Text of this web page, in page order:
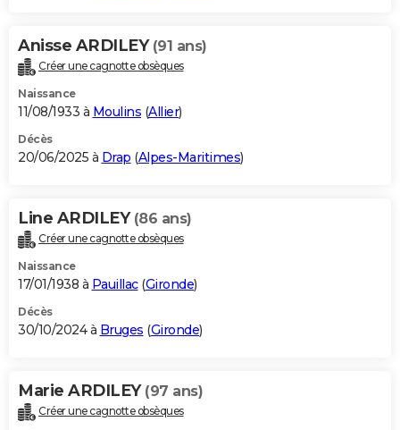
Carte de Noël
Carte Bonne année
Carte Saint-Valentin
Carte Pâques
Carte d'anniversaire
DICTIONNAIRE
Dictionnaire
Biographies
Citations
Expressions
Proverbes
PROGRAMME TV
S'inscrire
Se connecter
Lycées
Collèges
Primaires
Universités
Entreprises
Service militaire
Avis de recherche
AVIS DE DÉCÈS
Bricolage
Lifestyle
Culture
Sport
Auto
Television
Voyage
Cinema
Anisse ARDILEY (91 ans)
Créer une cagnotte obsèques
Naissance
11/08/1933 à Moulins (Allier)
Décès
20/06/2025 à Drap (Alpes-Maritimes)
Line ARDILEY (86 ans)
Créer une cagnotte obsèques
Naissance
17/01/1938 à Pauillac(Gironde)
Décès
30/10/2024 à Bruges (Gironde)
Marie ARDILEY (97 ans)
Créer une cagnotte obsèques